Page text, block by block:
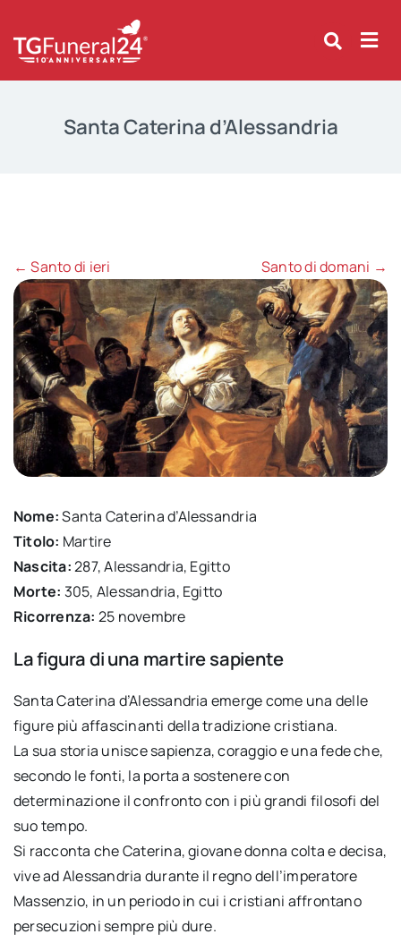
content
Santa Caterina d’Alessandria
← Santo di ieri Santo di domani →
Nome:Santa Caterina d’Alessandria
Titolo: Martire
Nascita:287, Alessandria, Egitto
Morte: 305, Alessandria, Egitto
Ricorrenza: 25 novembre
La figura di una martire sapiente
Santa Caterina d’Alessandria emerge come una delle
figure più affascinanti della tradizione cristiana.
La sua storia unisce sapienza, coraggio e una fede che,
secondo le fonti, la porta a sostenere con
determinazione il confronto con i più grandi filosofi del
suo tempo.
Si racconta che Caterina, giovane donna colta e decisa,
vive ad Alessandria durante il regno dell’imperatore
Massenzio, in un periodo in cui i cristiani affrontano
persecuzioni sempre più dure.